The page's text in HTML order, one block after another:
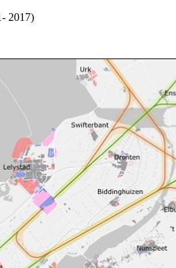
2017)